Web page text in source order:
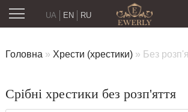
RU
UA EN
Головна » Хрести (хрестики) » Без
Срібні хрестики без розп'яття